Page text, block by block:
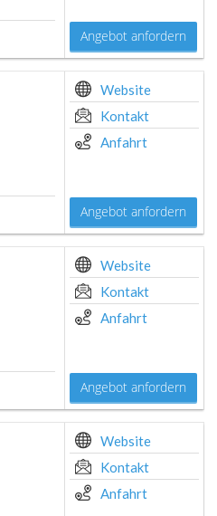
Angebot anfordern
Website
Kontakt
Anfahrt
Angebot anfordern
Website
Kontakt
Anfahrt
Angebot anfordern
Website
Kontakt
Anfahrt